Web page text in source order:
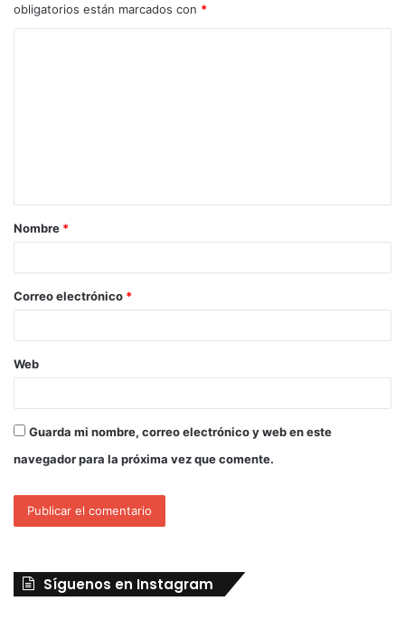
obligatorios están marcados con *
Nombre *
Correo electrónico *
Web
Guarda mi nombre, correo electrónico y web en este
navegador para la próxima vez que comente.
Síguenos en Instagram